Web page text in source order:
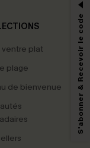
ventre plat
plage
de bienvenue
Cupshe et
ainsi que des
de
recommander des
à notre
Politique de
moment.
S'abonner & Recevoir le code